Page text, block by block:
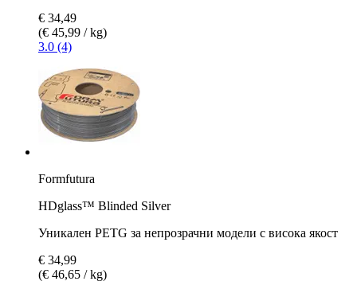
€ 34,49
(€ 45,99 / kg)
3.0 (4)
Formfutura
HDglass™ Blinded Silver
Уникален PETG за непрозрачни модели с висока якост
€ 34,99
(€ 46,65 / kg)